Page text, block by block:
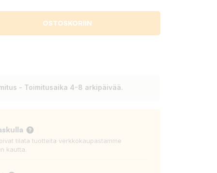
OSTOSKORIIN
- Toimitusaika 4-8 arkipäivää.
tilata tuotteita verkkokaupastamme
kautta.